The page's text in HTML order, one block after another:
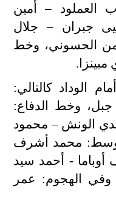
العملود – أمين
جبران – جلال
الحسوني، وخط
الوداد كالتالي:
وخط الدفاع:
الونش – محمود
محمد أشرف
- أحمد سيد
الهجوم: عمر